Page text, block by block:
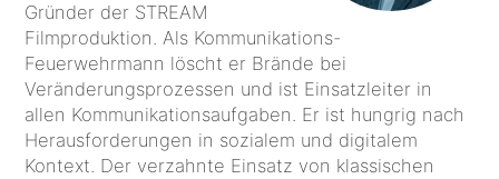
Gründer der STREAM
Filmproduktion. Als Kommunikations-
Feuerwehrmann löscht er Brände bei
Veränderungsprozessen und ist Einsatzleiter in
allen Kommunikationsaufgaben. Er ist hungrig nach
Herausforderungen in sozialem und digitalem
Kontext. Der verzahnte Einsatz von klassischen